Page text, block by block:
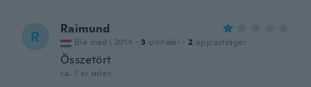
R Raimund
Ble med i 2014 · 3 omtaler · 2 opplastinger
Összetört
ca. 7 år siden